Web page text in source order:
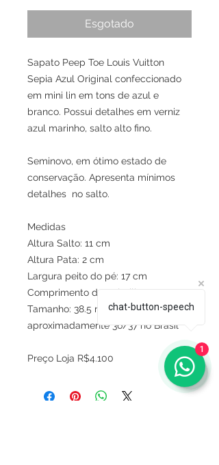
Esgotado
Sapato Peep Toe Louis Vuitton
Sepia Azul Original confeccionado
em mini lin em tons de azul e
branco. Possui detalhes em verniz
azul marinho, salto alto fino.
Seminovo, em ótimo estado de
conservação. Apresenta mínimos
detalhes no salto.
Medidas
Altura Salto: 11 cm
Altura Pata: 2 cm
Largura peito do pé: 17 cm
Comprimento da palmilha: 26.5cm
Tamanho: 38.5 na sola,
aproximadamente 36/37 no Brasil
Preço Loja R$4.100
chat-button-speech
1